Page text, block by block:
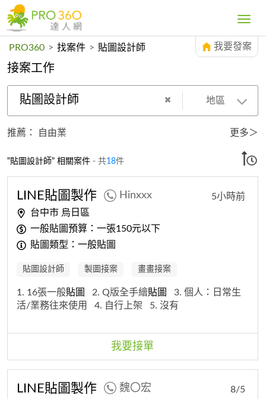
Toggle
PRO360 > 找案件 > 貼圖設計師 我要發案
接案工作
貼圖設計師 地區
推薦： 自由業 更多＞
"貼圖設計師" 相關案件 - 共18件
LINE貼圖 製作 Hinxxx
台中市 烏日區
一般貼圖預算：一張150元以下
貼圖類型：一般貼圖
5小時前
貼圖設計師 製圖接案 畫畫接案
1. 16張一般貼圖 2. Q版全手繪貼圖
3. 個人：日常生
活/業務往來使用
4. 自行上架 5. 沒有
我要接單
LINE貼圖 製作 魏〇宏 8/5